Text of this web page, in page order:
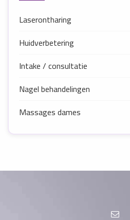
Laserontharing
Huidverbetering
Intake / consultatie
Nagel behandelingen
Massages dames